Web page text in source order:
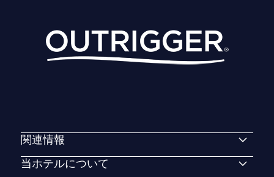
関連情報
当ホテルについて